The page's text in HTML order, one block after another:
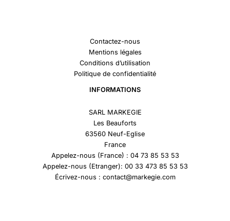
Contactez-nous
Mentions légales
Conditions d’utilisation
Politique de confidentialité
INFORMATIONS
SARL MARKEGIE
Les Beauforts
63560 Neuf-Eglise
France
Appelez-nous (France) : 04 73 85 53 53
Appelez-nous (Etranger): 00 33 473 85 53 53
Écrivez-nous : contact@markegie.com